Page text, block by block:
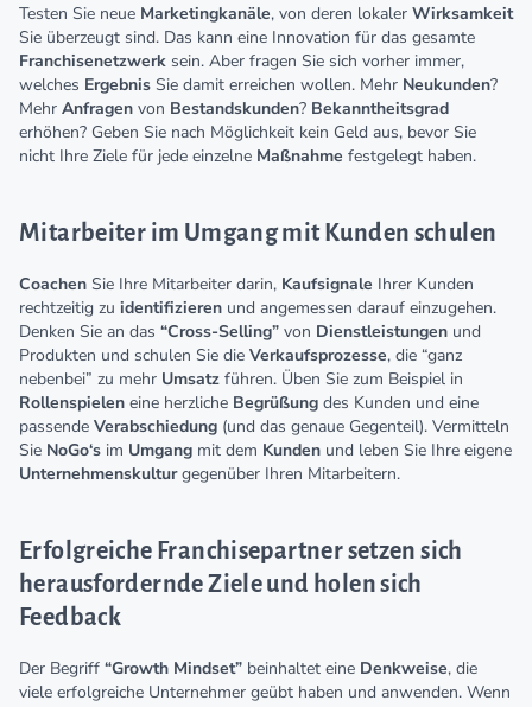
Testen Sie neue Marketingkanäle, von deren lokaler Wirksamkeit
Sie überzeugt sind. Das kann eine Innovation für das gesamte
Franchisenetzwerk sein. Aber fragen Sie sich vorher immer,
welches Ergebnis Sie damit erreichen wollen. Mehr Neukunden?
Mehr Anfragen von Bestandskunden? Bekanntheitsgrad
erhöhen? Geben Sie nach Möglichkeit kein Geld aus, bevor Sie
nicht Ihre Ziele für jede einzelne Maßnahme festgelegt haben.
Mitarbeiter im Umgang mit Kunden schulen
Coachen Sie Ihre Mitarbeiter darin, Kaufsignale Ihrer Kunden
rechtzeitig zu identifizieren und angemessen darauf einzugehen.
Denken Sie an das “Cross-Selling” von Dienstleistungen und
Produkten und schulen Sie die Verkaufsprozesse, die “ganz
nebenbei” zu mehr Umsatz führen. Üben Sie zum Beispiel in
Rollenspielen eine herzliche Begrüßung des Kunden und eine
passende Verabschiedung (und das genaue Gegenteil). Vermitteln
Sie NoGo‘s im Umgang mit dem Kunden und leben Sie Ihre eigene
Unternehmenskulturgegenüber Ihren Mitarbeitern.
Erfolgreiche Franchisepartner setzen sich
herausfordernde Ziele und holen sich
Feedback
Der Begriff “Growth Mindset” beinhaltet eine Denkweise, die
viele erfolgreiche Unternehmer geübt haben und anwenden. Wenn